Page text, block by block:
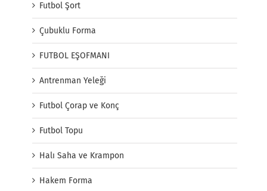
Futbol Şort
Çubuklu Forma
FUTBOL EŞOFMANI
Antrenman Yeleği
Futbol Çorap ve Konç
Futbol Topu
Halı Saha ve Krampon
Hakem Forma